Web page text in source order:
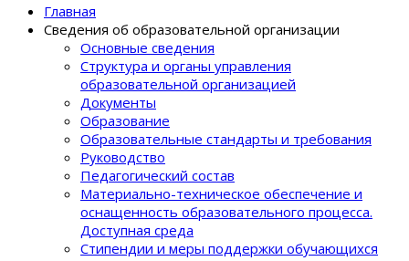
Главная
Сведения об образовательной организации
Основные сведения
Структура и органы управления
образовательной организацией
Документы
Образование
Образовательные стандарты и требования
Руководство
Педагогический состав
Материально-техническое обеспечение и
оснащенность образовательного процеcса.
Доступная среда
Стипендии и меры поддержки обучающихся